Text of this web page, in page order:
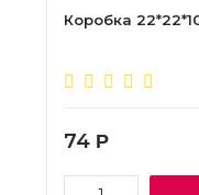
Коробка
74 Р